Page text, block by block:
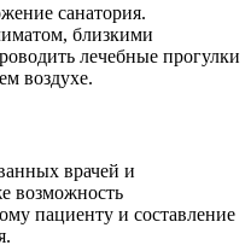
санатория.
близкими
лечебные прогулки
воздухе.
врачей и
возможность
пациенту и составление